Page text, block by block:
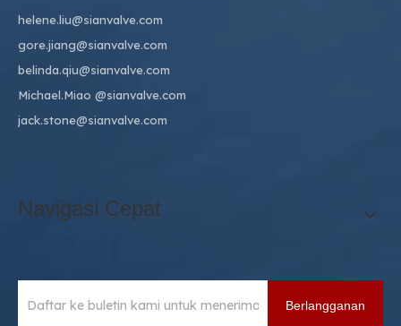
helene.liu@sianvalve.com
gore.jiang@sianvalve.com
belinda.qiu@sianvalve.com
Michael.Miao @sianvalve.com
jack.stone@sianvalve.com
Navigasi Cepat
Berlangganan